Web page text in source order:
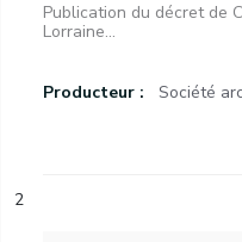
Publication du décret de
Lorraine...
Producteur : Société
2